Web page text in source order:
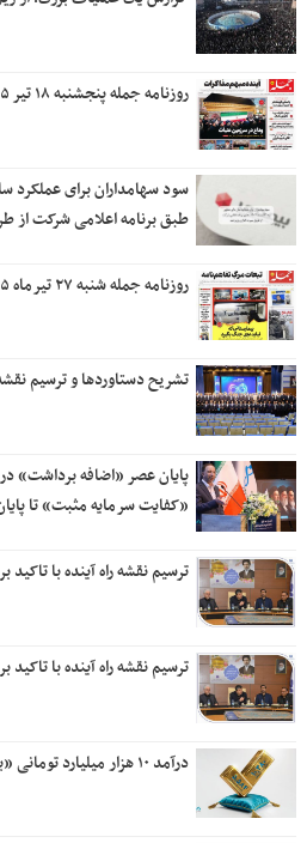
روزنامه جمله پنجشنبه ۱۸ تیر ۱۴۰۵
طبق برنامه اعلامی شرکت از
روزنامه جمله شنبه ۲۷ تیرماه ۱۴۰۵
تشریح دستاوردها و ترسیم
پایان عصر «اضافه برداشت»
«کفایت سرمایه مثبت» تا
ترسیم نقشه راه آینده با
ترسیم نقشه راه آینده با
درآمد ۱۰ هزار میلیارد تومانی «بانک دی» در سال ۱۴۰۴